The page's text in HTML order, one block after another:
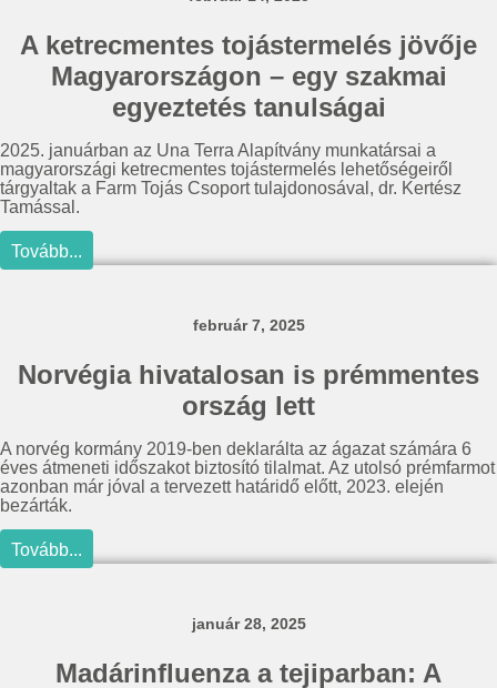
A ketrecmentes tojástermelés jövője
Magyarországon – egy szakmai
egyeztetés tanulságai
2025. januárban az Una Terra Alapítvány munkatársai a
magyarországi ketrecmentes tojástermelés lehetőségeiről
tárgyaltak a Farm Tojás Csoport tulajdonosával, dr. Kertész
Tamással.
Tovább...
február 7, 2025
Norvégia hivatalosan is prémmentes
ország lett
A norvég kormány 2019-ben deklarálta az ágazat számára 6
éves átmeneti időszakot biztosító tilalmat. Az utolsó prémfarmot
azonban már jóval a tervezett határidő előtt, 2023. elején
bezárták.
Tovább...
január 28, 2025
Madárinfluenza a tejiparban: A